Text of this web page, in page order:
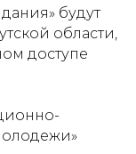
будут
области,
доступе